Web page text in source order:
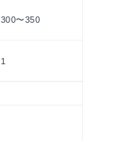
300〜350
1